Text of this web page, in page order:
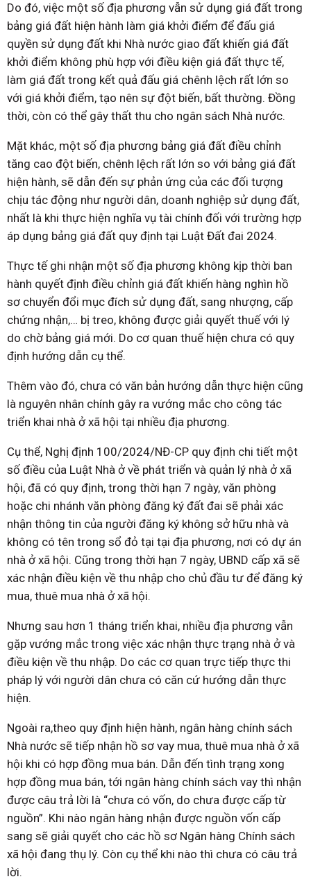
Do đó, việc một số địa phương vẫn sử dụng giá đất trong
bảng giá đất hiện hành làm giá khởi điểm để đấu giá
quyền sử dụng đất khi Nhà nước giao đất khiến giá đất
khởi điểm không phù hợp với điều kiện giá đất thực tế,
làm giá đất trong kết quả đấu giá chênh lệch rất lớn so
với giá khởi điểm, tạo nên sự đột biến, bất thường. Đồng
thời, còn có thể gây thất thu cho ngân sách Nhà nước.
Mặt khác, một số địa phương bảng giá đất điều chỉnh
tăng cao đột biến, chênh lệch rất lớn so với bảng giá đất
hiện hành, sẽ dẫn đến sự phản ứng của các đối tượng
chịu tác động như người dân, doanh nghiệp sử dụng đất,
nhất là khi thực hiện nghĩa vụ tài chính đối với trường hợp
áp dụng bảng giá đất quy định tại Luật Đất đai 2024.
Thực tế ghi nhận một số địa phương không kịp thời ban
hành quyết định điều chỉnh giá đất khiến hàng nghìn hồ
sơ chuyển đổi mục đích sử dụng đất, sang nhượng, cấp
chứng nhận,… bị treo, không được giải quyết thuế với lý
do chờ bảng giá mới. Do cơ quan thuế hiện chưa có quy
định hướng dẫn cụ thể.
Thêm vào đó, chưa có văn bản hướng dẫn thực hiện cũng
là nguyên nhân chính gây ra vướng mắc cho công tác
triển khai nhà ở xã hội tại nhiều địa phương.
Cụ thể, Nghị định 100/2024/NĐ-CP quy định chi tiết một
số điều của Luật Nhà ở về phát triển và quản lý nhà ở xã
hội, đã có quy định, trong thời hạn 7 ngày, văn phòng
hoặc chi nhánh văn phòng đăng ký đất đai sẽ phải xác
nhận thông tin của người đăng ký không sở hữu nhà và
không có tên trong sổ đỏ tại tại địa phương, nơi có dự án
nhà ở xã hội. Cũng trong thời hạn 7 ngày, UBND cấp xã sẽ
xác nhận điều kiện về thu nhập cho chủ đầu tư để đăng ký
mua, thuê mua nhà ở xã hội.
Nhưng sau hơn 1 tháng triển khai, nhiều địa phương vẫn
gặp vướng mắc trong việc xác nhận thực trạng nhà ở và
điều kiện về thu nhập. Do các cơ quan trực tiếp thực thi
pháp lý với người dân chưa có căn cứ hướng dẫn thực
hiện.
Ngoài ra,theo quy định hiện hành, ngân hàng chính sách
Nhà nước sẽ tiếp nhận hồ sơ vay mua, thuê mua nhà ở xã
hội khi có hợp đồng mua bán. Dẫn đến tình trạng xong
hợp đồng mua bán, tới ngân hàng chính sách vay thì nhận
được câu trả lời là “chưa có vốn, do chưa được cấp từ
nguồn”. Khi nào ngân hàng nhận được nguồn vốn cấp
sang sẽ giải quyết cho các hồ sơ Ngân hàng Chính sách
xã hội đang thụ lý. Còn cụ thể khi nào thì chưa có câu trả
lời.